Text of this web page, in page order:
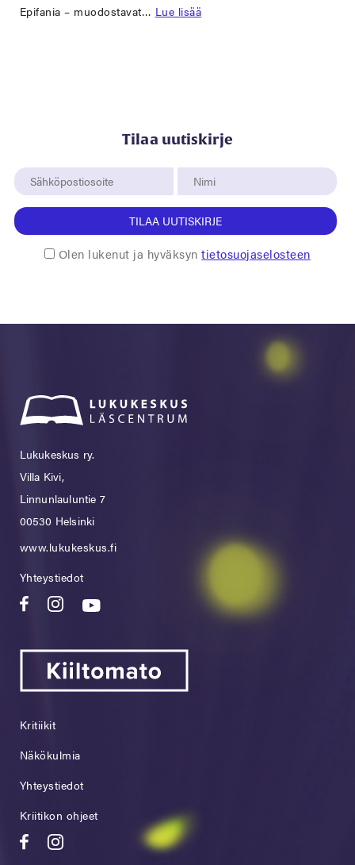
Epifania – muodostavat… Lue lisää
Tilaa uutiskirje
TILAA UUTISKIRJE
Olen lukenut ja hyväksyntietosuojaselosteen
Lukukeskus ry.
Villa Kivi,
Linnunlauluntie 7
00530 Helsinki
www.lukukeskus.fi
Yhteystiedot
Kritiikit
Näkökulmia
Yhteystiedot
Kriitikon ohjeet